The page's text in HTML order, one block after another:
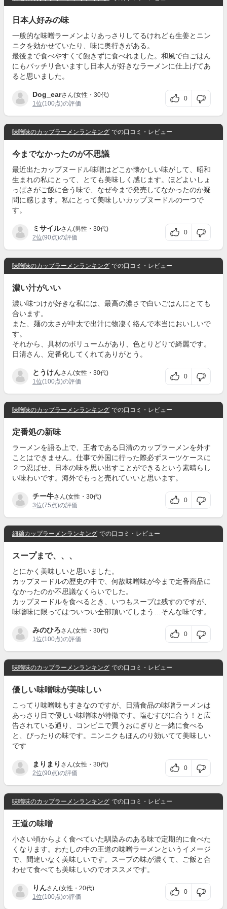
日本人好みの味
一般的な味噌ラーメンよりあっさりしてるけれども生姜とニン
ニクを効かせていたり、味に奥行きがある。
最後まで食べやすくて飽きずに食べれました。和風で白ごはん
にもバッチリ合いますし日本人が好きなラーメンに仕上げてあ
ると思いました。
Dog_earさん(女性・30代)
1位(100点)の評価
0
味噌味のカップラーメンランキング での口コミ・レビュー
今までなかったのが不思議
最近出たカップヌードル味噌はどこか懐かしい味がして、昭和
生まれの私にとって、とても美味しく感じます。ほどよいしょ
っぱさがご飯に合う味で、なぜ今まで発売してなかったのか疑
問に感じます。私にとって美味しいカップヌードルの一つで
す。
ミサイルさん(男性・30代)
2位(90点)の評価
0
味噌味のカップラーメンランキング での口コミ・レビュー
濃い汁がいい
濃い味つけが好きな私には、最高の濃さで白いごはんにとても
合います。
また、麺の太さが中太で出汁に物凄く絡んで本当においしいで
す。
それから、具材のボリュームがあり、色とりどりで綺麗です。
日清さん、定番化してくれてありがとう。
とうけんさん(女性・30代)
1位(100点)の評価
0
味噌味のカップラーメンランキング での口コミ・レビュー
定番処の新味
ラーメンを語る上で、王者である日清のカップラーメンを外す
ことはできません。仕事で外国に行った際必ずスーツケースに
２つ忍ばせ、日本の味を思い出すことができるという素晴らし
い味わいです。海外でもっと売れていいと思います。
チー牛さん(女性・30代)
3位(75点)の評価
0
細麺カップラーメンランキング での口コミ・レビュー
スープまで、、、
とにかく美味しいと思いました。
カップヌードルの歴史の中で、何故味噌味が今まで定番商品に
なかったのか不思議なくらいでした。
カップヌードルを食べるとき、いつもスープは残すのですが、
味噌味に限ってはついつい全部頂いてしまう…そんな味です。
みのひろさん(女性・30代)
1位(100点)の評価
0
味噌味のカップラーメンランキング での口コミ・レビュー
優しい味噌味が美味しい
こってり味噌味もすきなのですが、日清食品の味噌ラーメンは
あっさり目で優しい味噌味が特徴です。塩むすびに合う！と広
告されている通り、コンビニで買うおにぎりと一緒に食べる
と、ぴったりの味です。ニンニクもほんのり効いてて美味しい
です
まりまり さん(女性・30代)
2位(90点)の評価
0
味噌味のカップラーメンランキング での口コミ・レビュー
王道の味噌
小さい頃からよく食べていた馴染みのある味で定期的に食べた
くなります。わたしの中の王道の味噌ラーメンというイメージ
で、間違いなく美味しいです。スープの味が濃くて、ご飯と合
わせて食べても美味しいのでオススメです。
りんさん(女性・20代)
1位(100点)の評価
0